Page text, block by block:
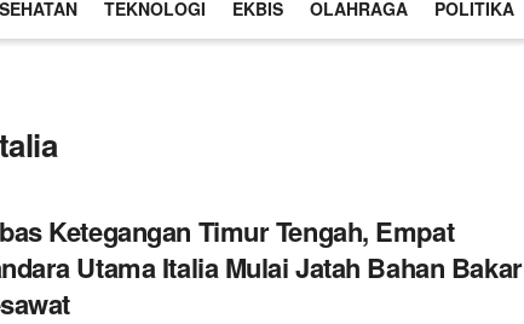
TEKNOLOGI EKBIS OLAHRAGA POLITIKA
Ketegangan Timur Tengah, Empat
Utama Italia Mulai Jatah Bahan Bakar